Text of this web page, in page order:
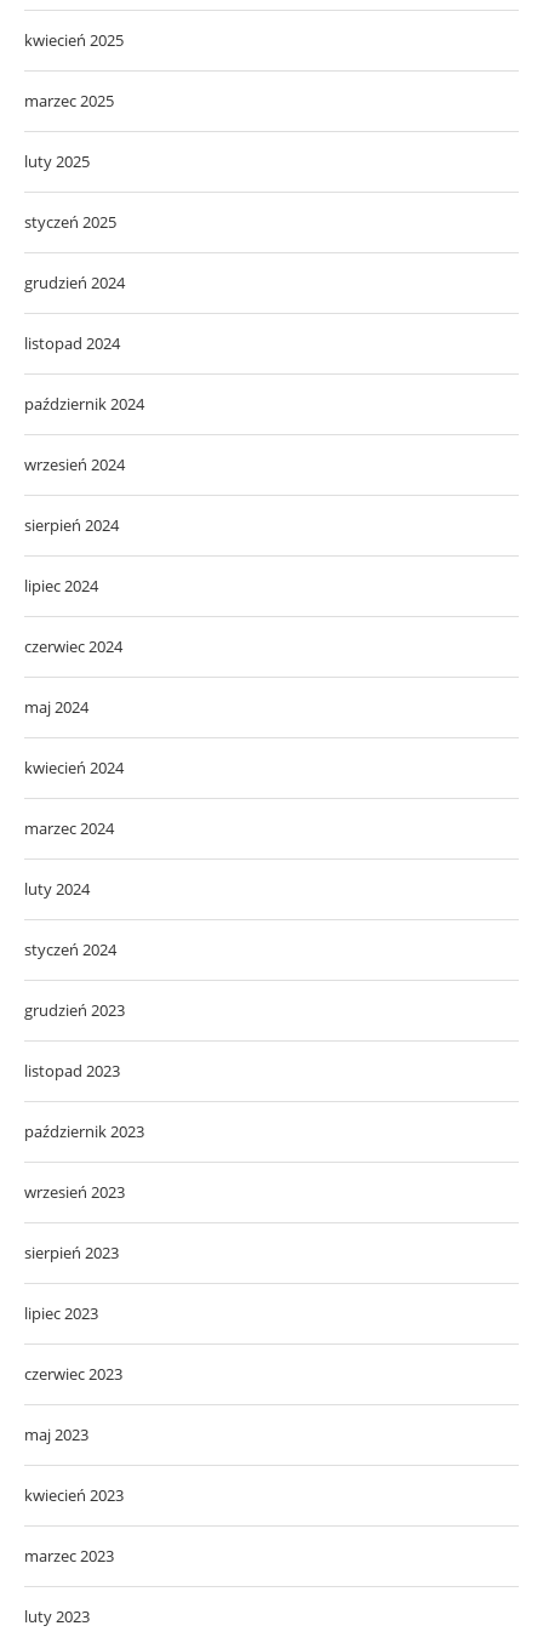
kwiecień 2025
marzec 2025
luty 2025
styczeń 2025
grudzień 2024
listopad 2024
październik 2024
wrzesień 2024
sierpień 2024
lipiec 2024
czerwiec 2024
maj 2024
kwiecień 2024
marzec 2024
luty 2024
styczeń 2024
grudzień 2023
listopad 2023
październik 2023
wrzesień 2023
sierpień 2023
lipiec 2023
czerwiec 2023
maj 2023
kwiecień 2023
marzec 2023
luty 2023